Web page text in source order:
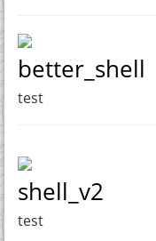
better_shell
test
shell_v2
test